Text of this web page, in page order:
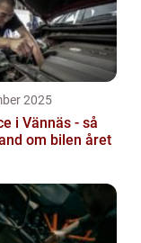
2025
i Vännäs - så
om bilen året